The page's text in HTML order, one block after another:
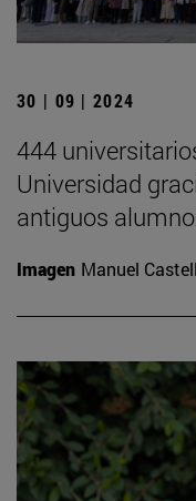
30 | 09 | 2024
444
Universidad
antiguos
Imagen Manuel